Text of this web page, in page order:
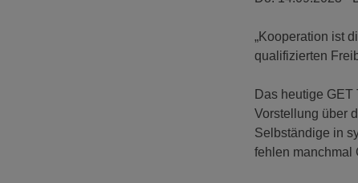
„Kooperation ist
qualifizierten
Das heutige
Vorstellung über
Selbständige in
fehlen manchmal